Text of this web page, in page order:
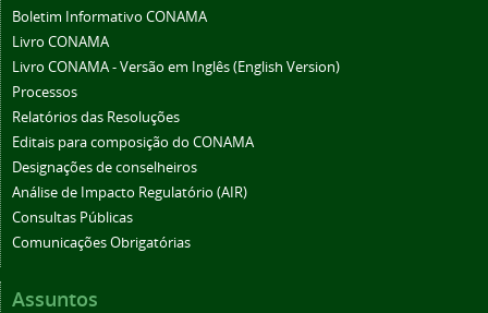
Boletim Informativo CONAMA
Livro CONAMA
Livro CONAMA - Versão em Inglês (English Version)
Processos
Relatórios das Resoluções
Editais para composição do CONAMA
Designações de conselheiros
Análise de Impacto Regulatório (AIR)
Consultas Públicas
Comunicações Obrigatórias
Assuntos